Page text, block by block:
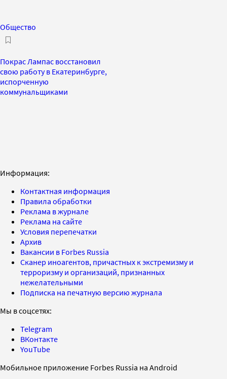
Общество
Покрас Лампас восстановил
свою работу в Екатеринбурге,
испорченную
коммунальщиками
Информация:
Контактная информация
Правила обработки
Реклама в журнале
Реклама на сайте
Условия перепечатки
Архив
Вакансии в Forbes Russia
Сканер иноагентов, причастных к экстремизму и
терроризму и организаций, признанных
нежелательными
Подписка на печатную версию журнала
Мы в соцсетях:
Telegram
ВКонтакте
YouTube
Мобильное приложение Forbes Russia на Android